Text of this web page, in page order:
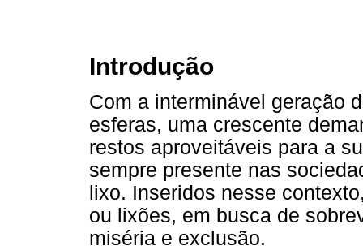
Introdução
Com a interminável geração
esferas, uma crescente
restos aproveitáveis para a
sempre presente nas
lixo. Inseridos nesse
ou lixões, em busca de
miséria e exclusão.